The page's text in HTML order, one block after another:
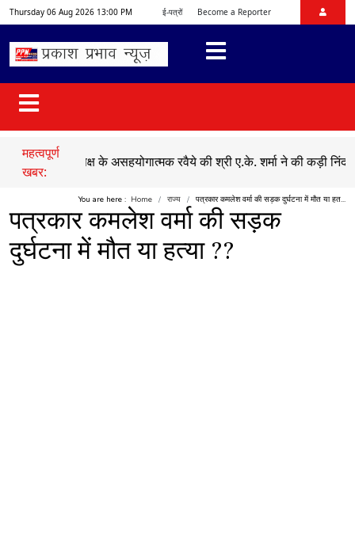
Thursday 06 Aug 2026 13:00 PM ई-पत्रों Become a Reporter
महत्वपूर्ण
खबर:
में विपक्ष के असहयोगात्मक रवैये की श्री ए.के. शर्मा ने की कड़ी निंदा ●एक
You are here : Home राज्य पत्रकार कमलेश वर्मा की सड़क दुर्घटना में मौत या हत...
पत्रकार कमलेश वर्मा की सड़क
दुर्घटना में मौत या हत्या ??